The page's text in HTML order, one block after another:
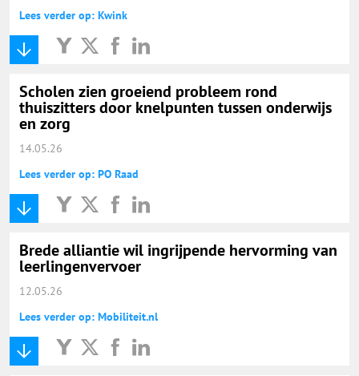
Lees verder op: Kwink
Scholen zien groeiend probleem rond
thuiszitters door knelpunten tussen onderwijs
en zorg
14.05.26
Lees verder op: PO Raad
Brede alliantie wil ingrijpende hervorming van
leerlingenvervoer
12.05.26
Lees verder op: Mobiliteit.nl